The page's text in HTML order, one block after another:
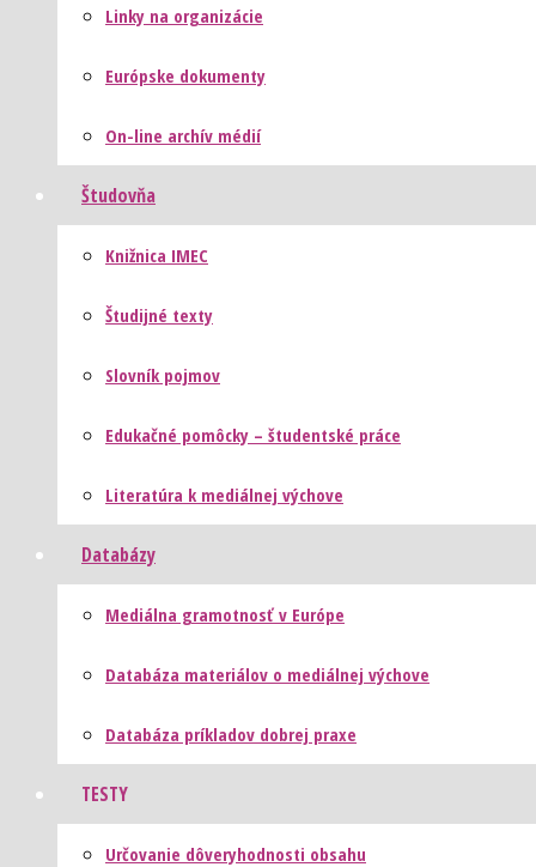
Linky na organizácie
Európske dokumenty
On-line archív médií
Študovňa
Knižnica IMEC
Študijné texty
Slovník pojmov
Edukačné pomôcky – študentské práce
Literatúra k mediálnej výchove
Databázy
Mediálna gramotnosť v Európe
Databáza materiálov o mediálnej výchove
Databáza príkladov dobrej praxe
TESTY
Určovanie dôveryhodnosti obsahu